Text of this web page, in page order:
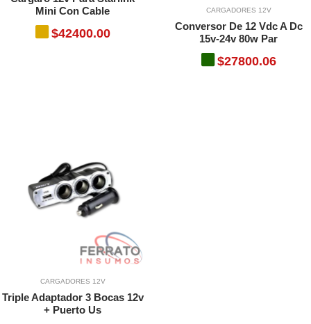
Mini Con Cable
$42400.00
CARGADORES 12V
Conversor De 12 Vdc A Dc
15v-24v 80w Par
$27800.06
CARGADORES 12V
Triple Adaptador 3 Bocas 12v
+ Puerto Us